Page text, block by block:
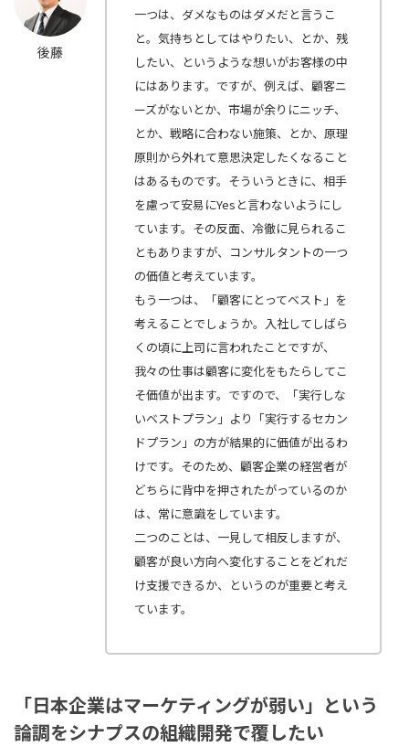
後藤
一つは、ダメなものはダメだと言うこ
と。気持ちとしてはやりたい、とか、残
したい、というような想いがお客様の中
にはあります。ですが、例えば、顧客ニ
ーズがないとか、市場が余りにニッチ、
とか、戦略に合わない施策、とか、原理
原則から外れて意思決定したくなること
はあるものです。そういうときに、相手
を慮って安易にYesと言わないようにし
ています。その反面、冷徹に見られるこ
ともありますが、コンサルタントの一つ
の価値と考えています。
もう一つは、「顧客にとってベスト」を
考えることでしょうか。入社してしばら
くの頃に上司に言われたことですが、
我々の仕事は顧客に変化をもたらしてこ
そ価値が出ます。ですので、「実行しな
いベストプラン」より「実行するセカン
ドプラン」の方が結果的に価値が出るわ
けです。そのため、顧客企業の経営者が
どちらに背中を押されたがっているのか
は、常に意識をしています。
二つのことは、一見して相反しますが、
顧客が良い方向へ変化することをどれだ
け支援できるか、というのが重要と考え
ています。
「日本企業はマーケティングが弱い」という
論調をシナプスの組織開発で覆したい